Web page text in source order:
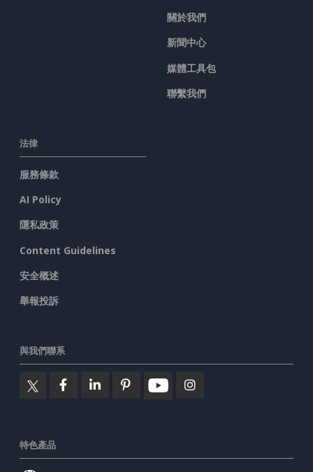
關於我們
新聞中心
媒體工具包
聯繫我們
法律
服務條款
AI Policy
隱私政策
Content Guidelines
安全概述
舉報投訴
與我們聯系
特色產品